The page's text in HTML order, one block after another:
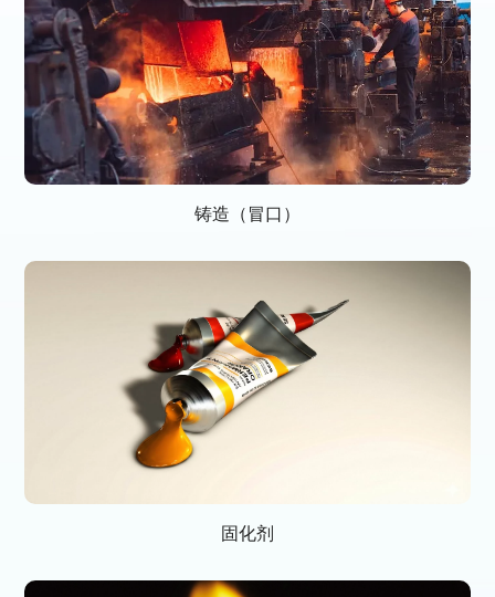
铸造（冒口）
固化剂